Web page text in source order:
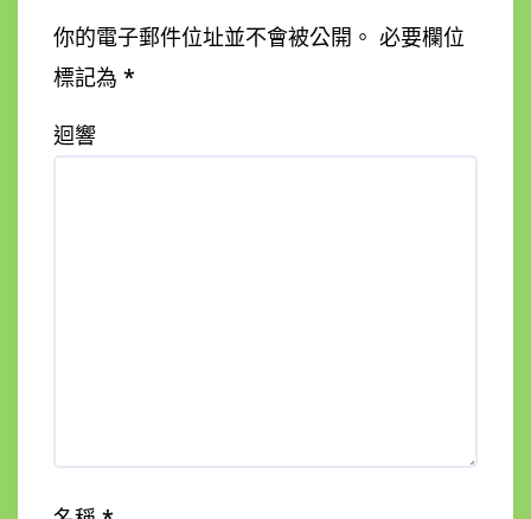
你的電子郵件位址並不會被公開。 必要欄位
標記為 *
迴響